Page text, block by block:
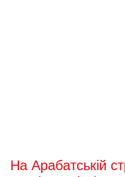
На Арабатській